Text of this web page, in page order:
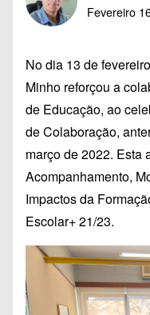
Fevereiro
No dia 13 de
Minho reforçou a
de Educação, ao
de Colaboração,
março de 2022. Esta
Acompanhamento,
Impactos da
Escolar+ 21/23.